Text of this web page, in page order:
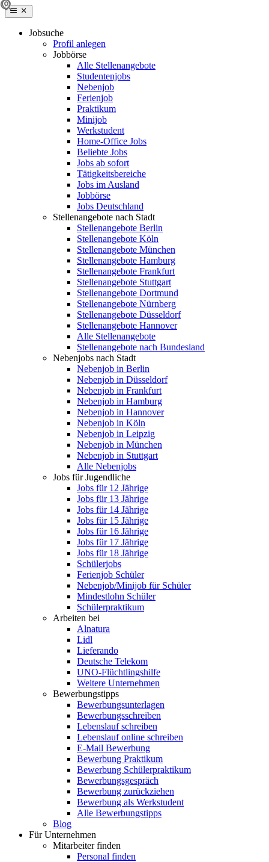
Jobsuche
Profil anlegen
Jobbörse
Alle Stellenangebote
Studentenjobs
Nebenjob
Ferienjob
Praktikum
Minijob
Werkstudent
Home-Office Jobs
Beliebte Jobs
Jobs ab sofort
Tätigkeitsbereiche
Jobs im Ausland
Jobbörse
Jobs Deutschland
Stellenangebote nach Stadt
Stellenangebote Berlin
Stellenangebote Köln
Stellenangebote München
Stellenangebote Hamburg
Stellenangebote Frankfurt
Stellenangebote Stuttgart
Stellenangebote Dortmund
Stellenangebote Nürnberg
Stellenangebote Düsseldorf
Stellenangebote Hannover
Alle Stellenangebote
Stellenangebote nach Bundesland
Nebenjobs nach Stadt
Nebenjob in Berlin
Nebenjob in Düsseldorf
Nebenjob in Frankfurt
Nebenjob in Hamburg
Nebenjob in Hannover
Nebenjob in Köln
Nebenjob in Leipzig
Nebenjob in München
Nebenjob in Stuttgart
Alle Nebenjobs
Jobs für Jugendliche
Jobs für 12 Jährige
Jobs für 13 Jährige
Jobs für 14 Jährige
Jobs für 15 Jährige
Jobs für 16 Jährige
Jobs für 17 Jährige
Jobs für 18 Jährige
Schülerjobs
Ferienjob Schüler
Nebenjob/Minijob für Schüler
Mindestlohn Schüler
Schülerpraktikum
Arbeiten bei
Alnatura
Lidl
Lieferando
Deutsche Telekom
UNO-Flüchtlingshilfe
Weitere Unternehmen
Bewerbungstipps
Bewerbungsunterlagen
Bewerbungsschreiben
Lebenslauf schreiben
Lebenslauf online schreiben
E-Mail Bewerbung
Bewerbung Praktikum
Bewerbung Schülerpraktikum
Bewerbungsgespräch
Bewerbung zurückziehen
Bewerbung als Werkstudent
Alle Bewerbungstipps
Blog
Für Unternehmen
Mitarbeiter finden
Personal finden